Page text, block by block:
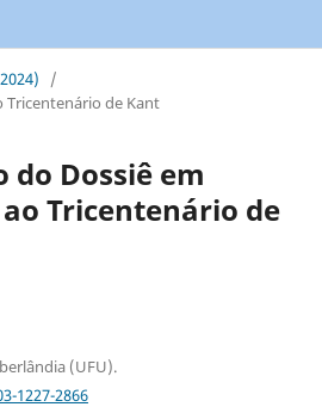
/
Tricentenário de Kant
do Dossiê em
Tricentenário de
(UFU).
1227-2866